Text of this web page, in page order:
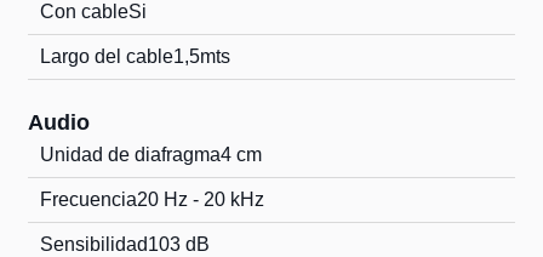
Con cableSi
Largo del cable1,5mts
Audio
Unidad de diafragma4 cm
Frecuencia20 Hz - 20 kHz
Sensibilidad103 dB